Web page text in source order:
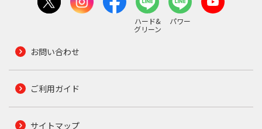
ハード&
グリーン
パワー
お問い合わせ
ご利用ガイド
サイトマップ